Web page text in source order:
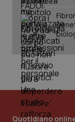
Quotidiano